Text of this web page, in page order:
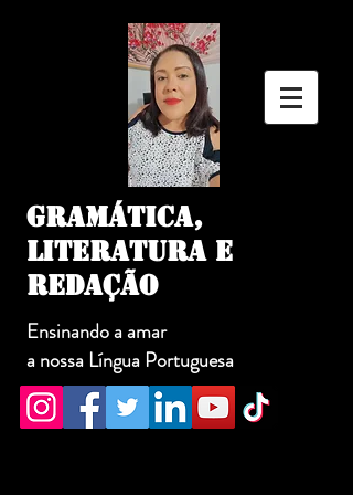
GRAMÁTICA,
LITERATURA E
REDAÇÃO
Ensinando a amar
a nossa Língua Portuguesa